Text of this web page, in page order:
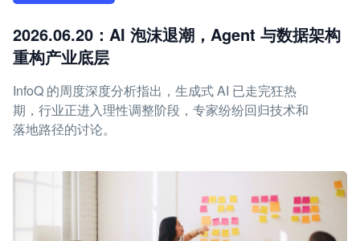
2026.06.20：AI 泡沫退潮，Agent 与数据架构
重构产业底层
InfoQ 的周度深度分析指出，生成式 AI 已走完狂热
期，行业正进入理性调整阶段，专家纷纷回归技术和
落地路径的讨论。